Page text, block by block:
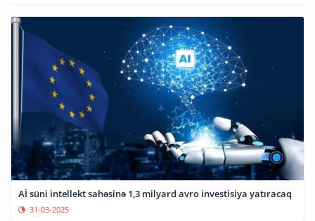
Aİ süni intellekt sahəsinə 1,3 milyard avro investisiya yatıracaq
31-03-2025